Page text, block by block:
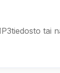
tai